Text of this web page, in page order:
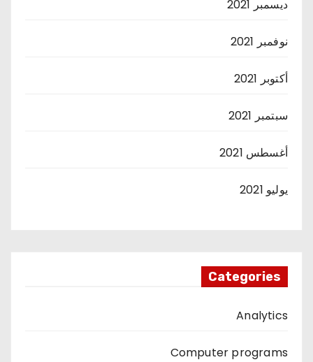
ديسمبر 2021
نوفمبر 2021
أكتوبر 2021
سبتمبر 2021
أغسطس 2021
يوليو 2021
Categories
Analytics
Computer programs